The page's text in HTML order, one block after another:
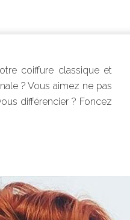
coiffure classique et
? Vous aimez ne pas
différencier ? Foncez